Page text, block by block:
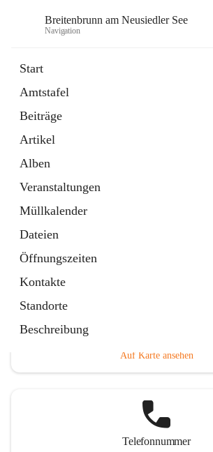
Breitenbrunn am Neusiedler See
Navigation
Start
Amtstafel
Beiträge
Artikel
Alben
Veranstaltungen
Müllkalender
Dateien
Öffnungszeiten
Kontakte
Standorte
Beschreibung
18 Schnellzugriffe
Gemeindeservice
Auf Karte ansehen
Telefonnummer